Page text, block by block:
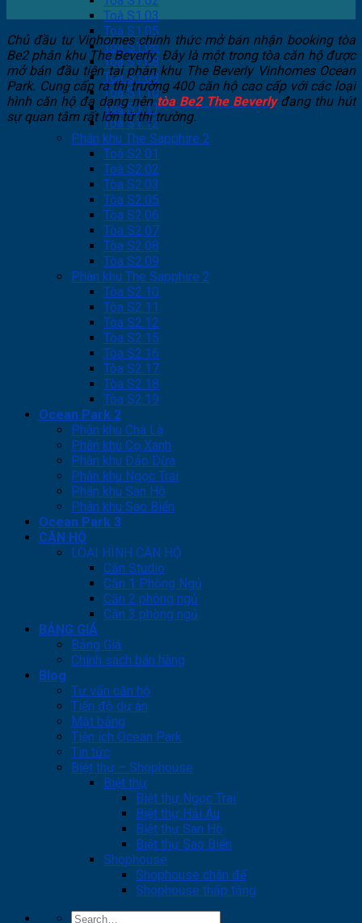
Toà S1.03
Toà S1.05
Toà S1.06
Toà S1.08
Toà S1.09
Toà S1.10
Toà S1.11
Toà S1.12
Phân khu The Sapphire 2
Toà S2.01
Toà S2.02
Tòa S2.03
Tòa S2.05
Tòa S2.06
Tòa S2.07
Tòa S2.08
Tòa S2.09
Phân khu The Sapphire 2
Tòa S2.10
Tòa S2.11
Tòa S2.12
Tòa S2.15
Tòa S2.16
Tòa S2.17
Tòa S2.18
Tòa S2.19
Ocean Park 2
Phân khu Chà Là
Phân khu Cọ Xanh
Phân khu Đảo Dừa
Phân khu Ngọc Trai
Phân khu San Hô
Phân khu Sao Biển
Ocean Park 3
CĂN HỘ
LOẠI HÌNH CĂN HỘ
Căn Studio
Căn 1 Phòng Ngủ
Căn 2 phòng ngủ
Căn 3 phòng ngủ
BẢNG GIÁ
Bảng Giá
Chính sách bán hàng
Blog
Tư vấn căn hộ
Tiến độ dự án
Mặt bằng
Tiện ích Ocean Park
Tin tức
Biệt thự – Shophouse
Biệt thự
Biệt thự Ngọc Trai
Biệt thự Hải Âu
Biệt thự San Hô
Biệt thự Sao Biển
Shophouse
Shophouse chân đế
Shophouse thấp tầng
Chủ đầu tư Vinhomes chính thức mở bán nhận booking tòa
Be2 phân khu The Beverly. Đây là một trong tòa căn hộ được
mở bán đầu tiên tại phân khu The Beverly Vinhomes Ocean
Park. Cung cấp ra thị trường 400 căn hộ cao cấp với các loại
hình căn hộ đa dạng nêntòa Be2 The Beverlyđang thu hút
sự quan tâm rất lớn từ thị trường.